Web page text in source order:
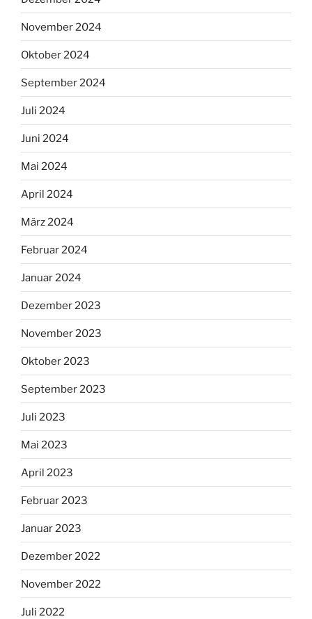
November 2024
Oktober 2024
September 2024
Juli 2024
Juni 2024
Mai 2024
April 2024
März 2024
Februar 2024
Januar 2024
Dezember 2023
November 2023
Oktober 2023
September 2023
Juli 2023
Mai 2023
April 2023
Februar 2023
Januar 2023
Dezember 2022
November 2022
Juli 2022